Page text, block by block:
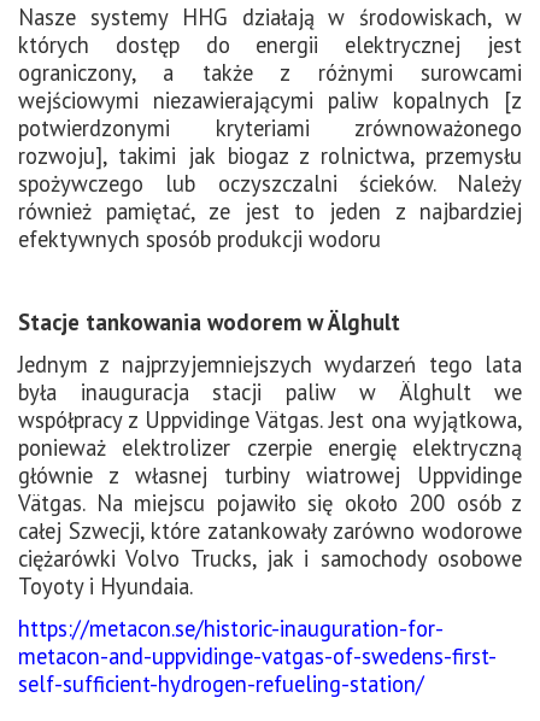
Nasze systemy HHG działają w środowiskach, w
których dostęp do energii elektrycznej jest
ograniczony, a także z różnymi surowcami
wejściowymi niezawierającymi paliw kopalnych [z
potwierdzonymi kryteriami zrównoważonego
rozwoju], takimi jak biogaz z rolnictwa, przemysłu
spożywczego lub oczyszczalni ścieków. Należy
również pamiętać, ze jest to jeden z najbardziej
efektywnych sposób produkcji wodoru
Stacje tankowania wodorem w Älghult
Jednym z najprzyjemniejszych wydarzeń tego lata
była inauguracja stacji paliw w Älghult we
współpracy z Uppvidinge Vätgas. Jest ona wyjątkowa,
ponieważ elektrolizer czerpie energię elektryczną
głównie z własnej turbiny wiatrowej Uppvidinge
Vätgas. Na miejscu pojawiło się około 200 osób z
całej Szwecji, które zatankowały zarówno wodorowe
ciężarówki Volvo Trucks, jak i samochody osobowe
Toyoty i Hyundaia.
https://metacon.se/historic-inauguration-for-
metacon-and-uppvidinge-vatgas-of-swedens-first-
self-sufficient-hydrogen-refueling-station/